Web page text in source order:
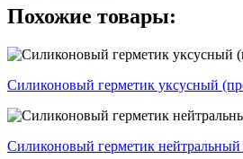
Похожие товары:
Силиконовый герметик уксусный
Силиконовый герметик